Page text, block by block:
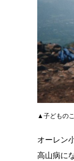
▲子どもの
オーレン
高山病に